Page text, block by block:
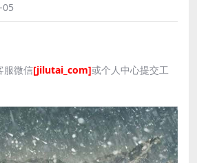
服微信[jilutai_com]或个人中心提交工